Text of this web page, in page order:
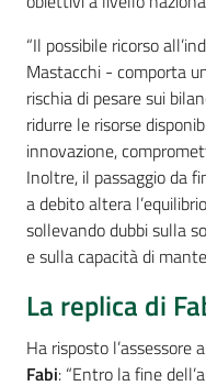
“Il possibile ricorso
Mastacchi - comporta
rischia di pesare sui
ridurre le risorse
innovazione,
Inoltre, il passaggio da
a debito altera
sollevando dubbi sulla
e sulla capacità di
La replica di
Ha risposto
Fabi: “Entro la fine